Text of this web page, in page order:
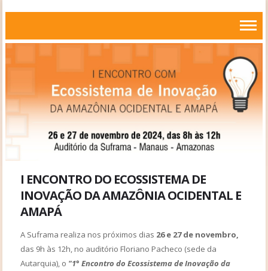
I ENCONTRO DO ECOSSISTEMA DE
INOVAÇÃO DA AMAZÔNIA OCIDENTAL E
AMAPÁ
A Suframa realiza nos próximos dias 26 e 27 de novembro,
das 9h às 12h, no auditório Floriano Pacheco (sede da
Autarquia), o "1° Encontro do Ecossistema de Inovação da